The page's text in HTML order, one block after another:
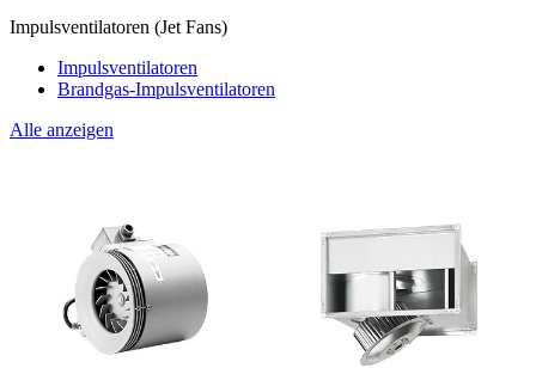
Impulsventilatoren (Jet Fans)
Impulsventilatoren
Brandgas-Impulsventilatoren
Alle anzeigen